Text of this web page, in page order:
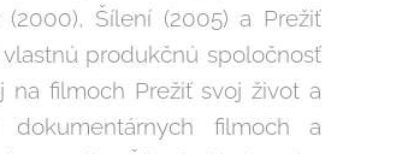
Šílení (2005) a Prežiť
vlastnú produkčnú spoločnosť
filmoch Prežiť svoj život a
dokumentárnych filmoch a